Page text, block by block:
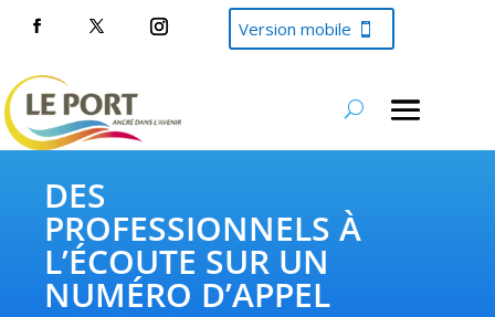
Version mobile
DES
PROFESSIONNELS À
L’ÉCOUTE SUR UN
NUMÉRO D’APPEL